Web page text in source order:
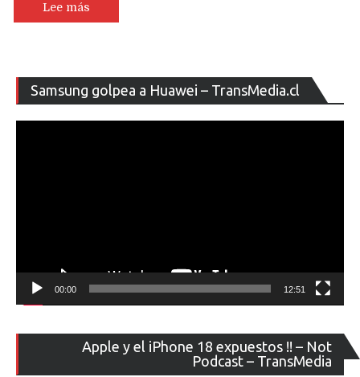
11
Lee más
Samsung golpea a Huawei – TransMedia.cl
de
00:00 12:51
Apple y el iPhone 18 expuestos !! – Not
Podcast – TransMedia
de